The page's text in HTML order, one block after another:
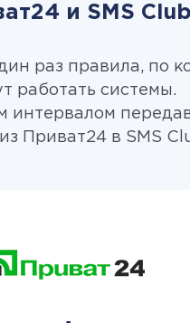
и SMS Club
раз правила, по
работать системы.
интервалом
Приват24 в SMS